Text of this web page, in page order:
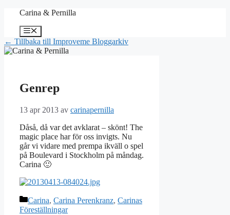
Hoppa
innehåll
Carina & Pernilla
Meny
← Tillbaka till Improveme Bloggarkiv
Genrep
13 apr 2013 av carinapernilla
Dåså, då var det avklarat – skönt! The
magic place har för oss invigts. Nu
går vi vidare med prempa ikväll o spel
på Boulevard i Stockholm på måndag.
Carina 🙂
Kategorier
Carina, Carina Perenkranz, Carinas
Föreställningar